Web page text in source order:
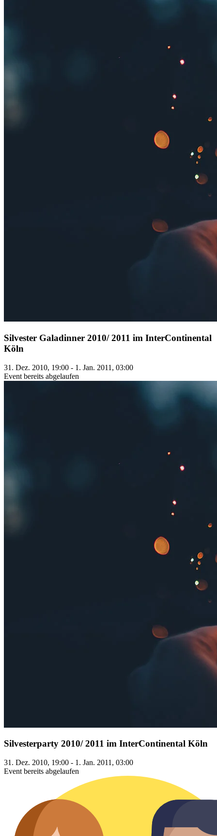
Silvester Galadinner 2010/ 2011 im InterContinental
Köln
31. Dez. 2010, 19:00 - 1. Jan. 2011, 03:00
Event bereits abgelaufen
Silvesterparty 2010/ 2011 im InterContinental Köln
31. Dez. 2010, 19:00 - 1. Jan. 2011, 03:00
Event bereits abgelaufen